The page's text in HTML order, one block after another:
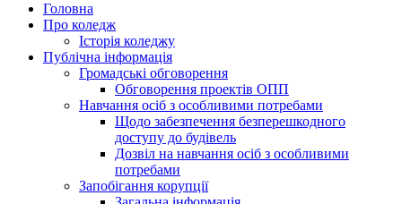
Головна
Про коледж
Історія коледжу
Публічна інформація
Громадські обговорення
Обговорення проектів ОПП
Навчання осіб з особливими потребами
Щодо забезпечення безперешкодного
доступу до будівель
Дозвіл на навчання осіб з особливими
потребами
Запобігання корупції